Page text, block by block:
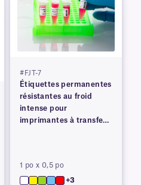
#FJT-7
Étiquettes permanentes
résistantes au froid
intense pour
imprimantes à transfert
1 po x 0,5 po
+3